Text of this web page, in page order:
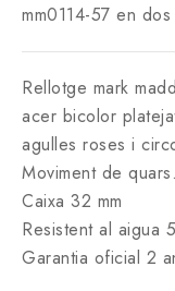
mm0114-57 en
Rellotge mark
acer bicolor
agulles roses i
Moviment de
Caixa 32 mm
Resistent al aigua
Garantia oficial 2